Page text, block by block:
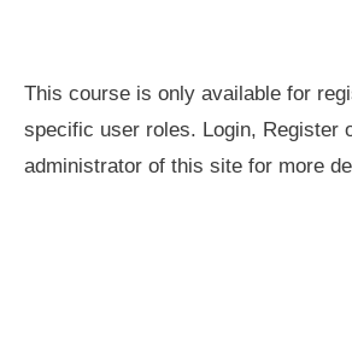
This course is only available for
specific user roles. Login, Register
administrator of this site for more